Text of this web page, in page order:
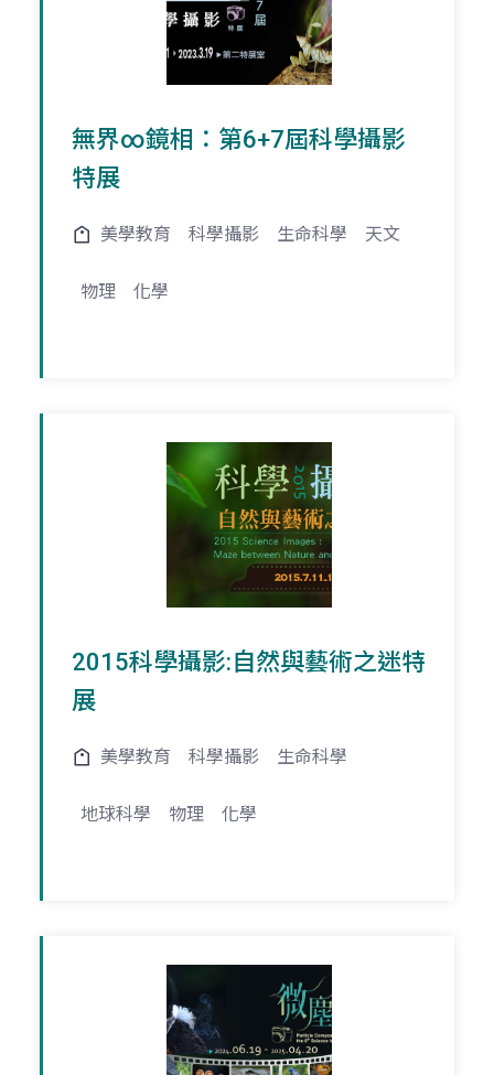
無界∞鏡相：第6+7屆科學攝影
特展
美學教育 科學攝影 生命科學 天文
物理 化學
2015科學攝影:自然與藝術之迷特
展
美學教育 科學攝影 生命科學
地球科學 物理 化學